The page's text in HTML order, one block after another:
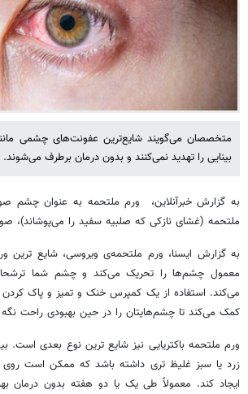
متخصصان می‌گویند شایع‌ترین عفونت‌های چشمی
بینایی را تهدید نمی‌کنند و بدون درمان برطرف می‌شوند.
به گزارش خبرآنلاین، ورم ملتحمه به عنوان چشم
ملتحمه (غشای نازکی که صلبیه سفید را می‌پوشاند)،
به گزارش ایسنا، ورم ملتحمه‌ی ویروسی، شایع ترین
معمول چشم‌ها را تحریک می‌کند و چشم شما
می‌کند. استفاده از یک کمپرس خنک و تمیز و پاک کردن
کمک می‌کند تا چشم‌هایتان را در حین بهبودی راحت نگه
ورم ملتحمه باکتریایی نیز شایع ترین نوع بعدی است.
زرد یا سبز غلیظ تری داشته باشد که ممکن است
ایجاد کند. معمولاً طی یک یا دو هفته بدون درمان